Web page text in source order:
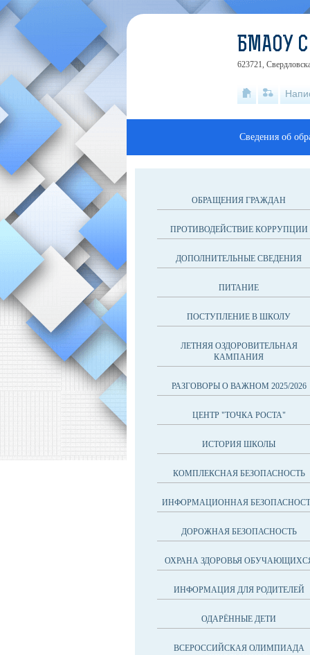
ОБРАЩЕНИЯ ГРАЖДАН
ПРОТИВОДЕЙСТВИЕ КОРРУПЦИИ
ДОПОЛНИТЕЛЬНЫЕ СВЕДЕНИЯ
ПИТАНИЕ
ПОСТУПЛЕНИЕ В ШКОЛУ
ЛЕТНЯЯ ОЗДОРОВИТЕЛЬНАЯ
КАМПАНИЯ
РАЗГОВОРЫ О ВАЖНОМ 2025/2026
ЦЕНТР "ТОЧКА РОСТА"
ИСТОРИЯ ШКОЛЫ
КОМПЛЕКСНАЯ БЕЗОПАСНОСТЬ
ИНФОРМАЦИОННАЯ
ДОРОЖНАЯ БЕЗОПАСНОСТЬ
ОХРАНА ЗДОРОВЬЯ
ИНФОРМАЦИЯ ДЛЯ РОДИТЕЛЕЙ
ОДАРЁННЫЕ ДЕТИ
ВСЕРОССИЙСКАЯ ОЛИМПИАДА
БМАОУ
623721,
Сведения об